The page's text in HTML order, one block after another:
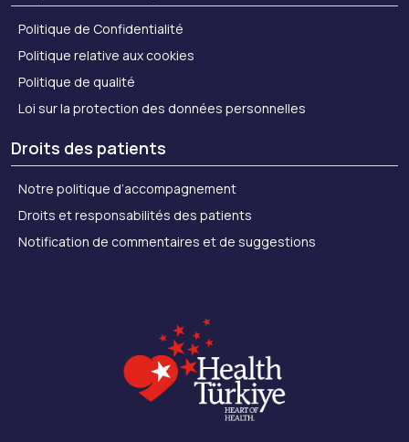
Politique de Confidentialité
Politique relative aux cookies
Politique de qualité
Loi sur la protection des données personnelles
Droits des patients
Notre politique d’accompagnement
Droits et responsabilités des patients
Notification de commentaires et de suggestions